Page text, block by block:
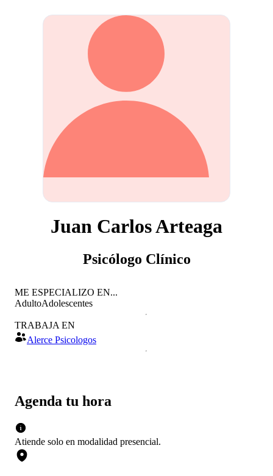
Juan Carlos Arteaga
Psicólogo Clínico
Agenda tu hora
Atiende solo en modalidad presencial.
ME ESPECIALIZO EN...
AdultoAdolescentes
TRABAJA EN
Alerce Psicologos